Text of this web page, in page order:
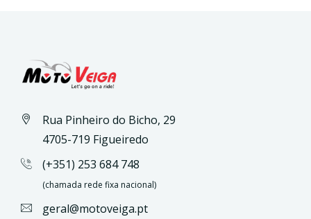
Rua Pinheiro do Bicho, 29
4705-719 Figueiredo
(+351) 253 684 748
(chamada rede fixa nacional)
geral@motoveiga.pt